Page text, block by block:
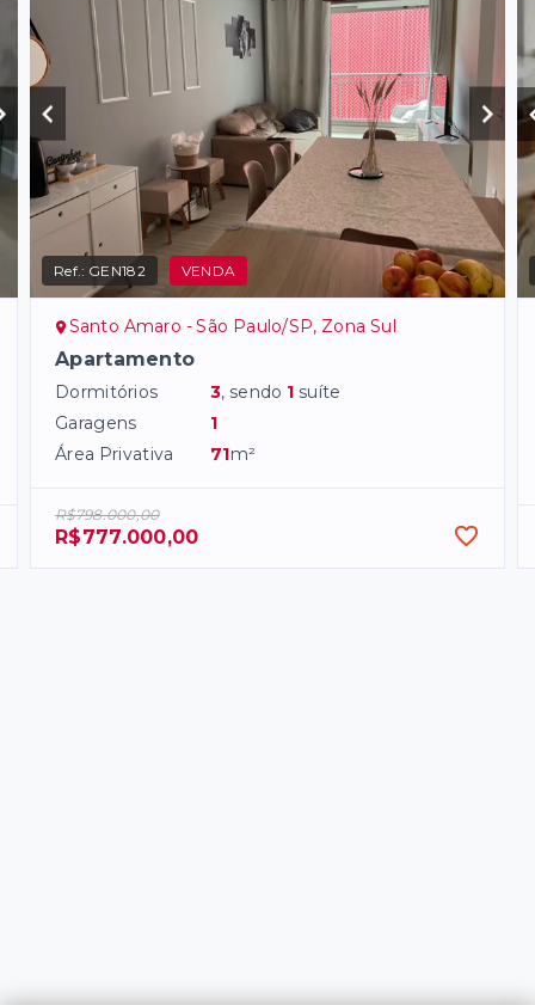
Ref.: GEN182 VENDA
Santo Amaro - São Paulo/SP, Zona Sul
Apartamento
Dormitórios 3, sendo 1 suíte
Garagens
1
Área Privativa
71m²
R$798.000,00
R$777.000,00